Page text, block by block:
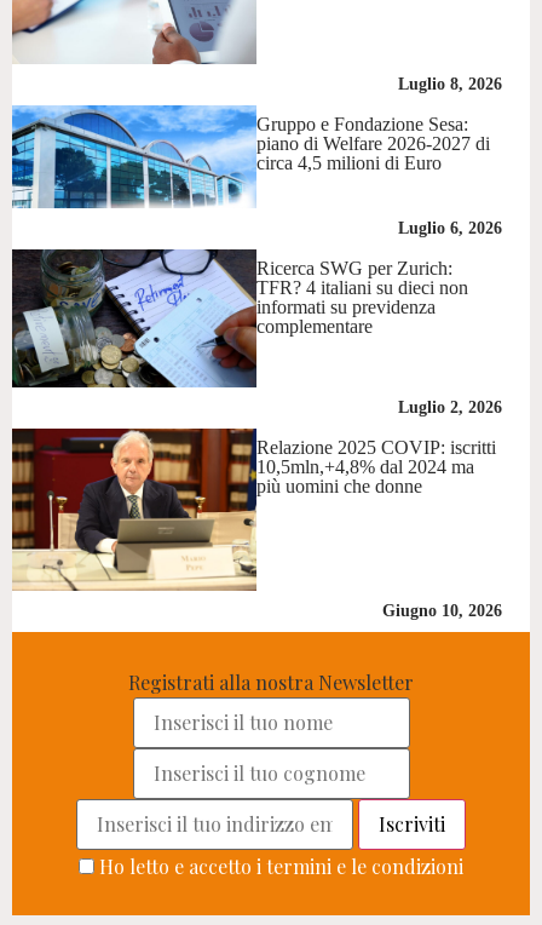
Luglio 8, 2026
Gruppo e Fondazione Sesa:
piano di Welfare 2026-2027 di
circa 4,5 milioni di Euro
Luglio 6, 2026
Ricerca SWG per Zurich:
TFR? 4 italiani su dieci non
informati su previdenza
complementare
Luglio 2, 2026
Relazione 2025 COVIP: iscritti
10,5mln,+4,8% dal 2024 ma
più uomini che donne
Giugno 10, 2026
Registrati alla nostra Newsletter
Ho letto e accetto i termini e le condizioni